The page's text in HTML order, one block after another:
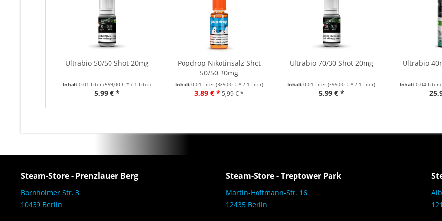
Ultrabio 50/50 Shot 20mg
Inhalt0.01 Liter(599,00 € * / 1 Liter)
5,99 € *
Popdrop Nikotinsalz Shot
50/50 20mg
Inhalt 0.01 Liter (389,00 € * / 1 Liter)
3,89 € * 5,99 € *
Ultrabio 70/30 Shot 20mg
Inhalt0.01 Liter(599,00 € * / 1 Liter)
5,99 € *
Ultrabio
Inhalt0.04 Liter
Steam-Store - Prenzlauer Berg
Bornholmer Str. 3
10439 Berlin
Steam-Store - Treptower Park
Martin-Hoffmann-Str. 16
12435 Berlin